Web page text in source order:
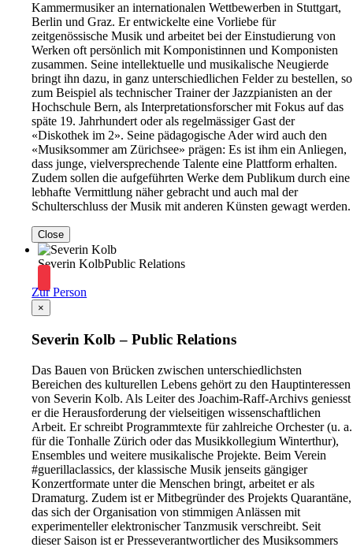
Kammermusiker an internationalen Wettbewerben in Stuttgart,
Berlin und Graz. Er entwickelte eine Vorliebe für
zeitgenössische Musik und arbeitet bei der Einstudierung von
Werken oft persönlich mit Komponistinnen und Komponisten
zusammen. Seine intellektuelle und musikalische Neugierde
bringt ihn dazu, in ganz unterschiedlichen Felder zu bestellen, so
zum Beispiel als technischer Trainer der Jazzpianisten an der
Hochschule Bern, als Interpretationsforscher mit Fokus auf das
späte 19. Jahrhundert oder als regelmässiger Gast der
«Diskothek im 2». Seine pädagogische Ader wird auch den
«Musiksommer am Zürichsee» prägen: Es ist ihm ein Anliegen,
dass junge, vielversprechende Talente eine Plattform erhalten.
Zudem sollen die aufgeführten Werke dem Publikum durch eine
lebhafte Vermittlung näher gebracht und auch mal der
Schulterschluss der Musik mit anderen Künsten gewagt werden.
Close
Severin KolbPublic Relations
Zur Person
×
Severin Kolb – Public Relations
Das Bauen von Brücken zwischen unterschiedlichsten
Bereichen des kulturellen Lebens gehört zu den Hauptinteressen
von Severin Kolb. Als Leiter des Joachim-Raff-Archivs geniesst
er die Herausforderung der vielseitigen wissenschaftlichen
Arbeit. Er schreibt Programmtexte für zahlreiche Orchester (u. a.
für die Tonhalle Zürich oder das Musikkollegium Winterthur),
Ensembles und weitere musikalische Projekte. Beim Verein
#guerillaclassics, der klassische Musik jenseits gängiger
Konzertformate unter die Menschen bringt, arbeitet er als
Dramaturg. Zudem ist er Mitbegründer des Projekts Quarantäne,
das sich der Organisation von stimmigen Anlässen mit
experimenteller elektronischer Tanzmusik verschreibt. Seit
dieser Saison ist er Presseverantwortlicher des Musiksommers